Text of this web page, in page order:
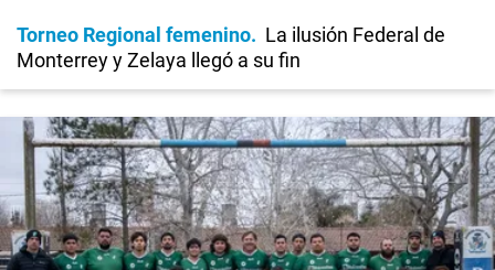
Torneo Regional femenino
La ilusión Federal de
Monterrey y Zelaya llegó a su fin